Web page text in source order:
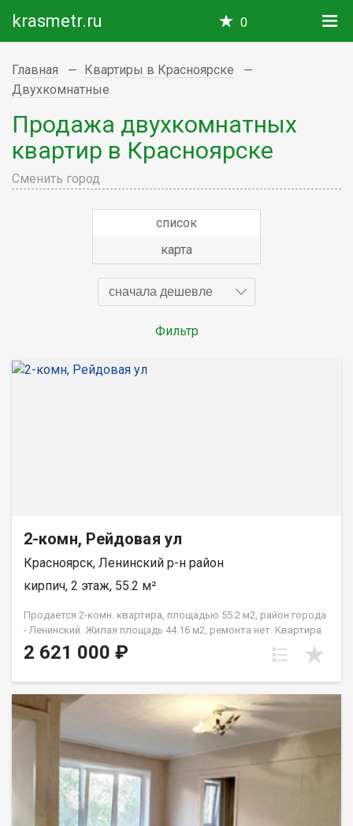
krasmetr.ru 0
Главная
Квартиры в Красноярске
Двухкомнатные
Продажа двухкомнатных
квартир в Красноярске
Сменить город
список
карта
сначала дешевле
Фильтр
2-комн, Рейдовая ул
Красноярск, Ленинский р-н район
кирпич, 2 этаж, 55.2 м²
Продается 2-комн. квартира, площадью 55.2 м2, район города
- Ленинский. Жилая площадь 44.16 м2, ремонта нет. Квартира
располагается на 2 этаже 3-этажного кирпичного дома 1984
года постройки. Отдел продаж
2 621 000 ₽